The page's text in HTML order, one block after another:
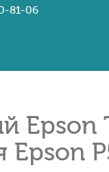
81-06
Epson
Epson